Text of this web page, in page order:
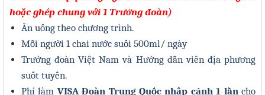
hoặc ghép chung với 1 Trưởng đoàn)
Ăn uống theo chương trình.
Mỗi người 1 chai nước suối 500ml/ ngày
Trưởng đoàn Việt Nam và Hướng dẫn viên địa phương
suốt tuyến.
Phí làm VISA Đoàn Trung Quốcnhập cảnh 1 lần cho